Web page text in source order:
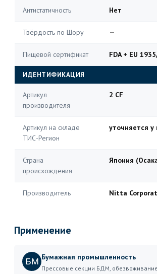
Антистатичность Нет
Твёрдость по Шору —
Пищевой сертификат FDA + EU
ИДЕНТИФИКАЦИЯ
Артикул
производителя
2 CF
Артикул на складе
ТИС-Регион
уточняется
Страна
происхождения
Япония
Производитель Nitta
Применение
БМ Бумажная промышленность
Прессовые секции БДМ,